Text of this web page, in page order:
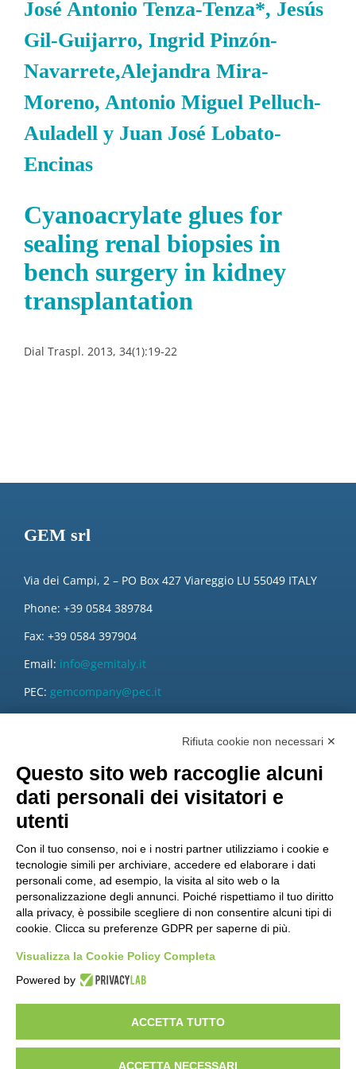
José Antonio Tenza-Tenza*, Jesús
Gil-Guijarro, Ingrid Pinzón-
Navarrete,Alejandra Mira-
Moreno, Antonio Miguel Pelluch-
Auladell y Juan José Lobato-
Encinas
Cyanoacrylate glues for
sealing renal biopsies in
bench surgery in kidney
transplantation
Dial Traspl. 2013, 34(1):19-22
GEM srl
Via dei Campi, 2 – PO Box 427 Viareggio LU 55049 ITALY
Phone: +39 0584 389784
Fax: +39 0584 397904
Email: info@gemitaly.it
PEC: gemcompany@pec.it
Copyright 2012 – 2025 Gem srl | All Rights Reserved – P.IVA
01544010463 | codice SDI A4707H7 |Privacy Policy
Le informazioni contenute in questo sito sono esclusivamente rivolte agli
operatori professionali del settore medico-veterinario sanitario
Rifiuta cookie non necessari ✕
Questo sito web raccoglie alcuni
dati personali dei visitatori e
utenti
Con il tuo consenso, noi e i nostri partner utilizziamo i cookie e
tecnologie simili per archiviare, accedere ed elaborare i dati
personali come, ad esempio, la visita al sito web o la
personalizzazione degli annunci. Poiché rispettiamo il tuo diritto
alla privacy, è possibile scegliere di non consentire alcuni tipi di
cookie. Clicca su preferenze GDPR per saperne di più.
Visualizza la Cookie Policy Completa
Powered by
ACCETTA TUTTO
ACCETTA NECESSARI